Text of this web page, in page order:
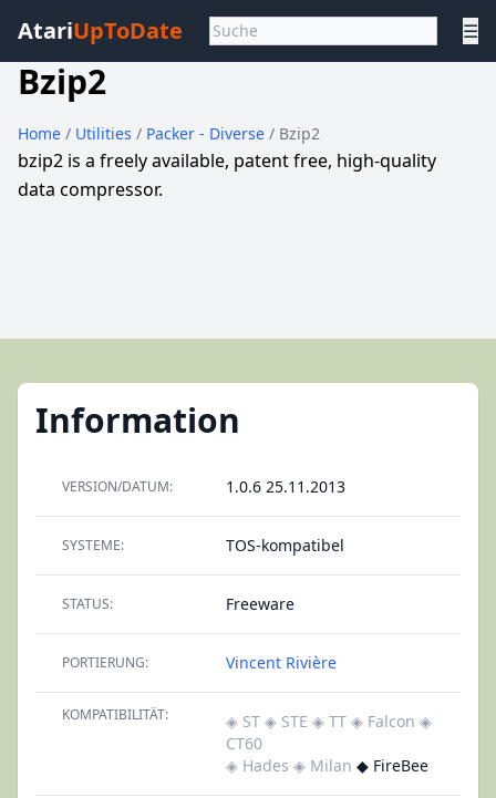
AtariUpToDate ☰
Bzip2
Home / Utilities / Packer - Diverse / Bzip2
bzip2 is a freely available, patent free, high-quality
data compressor.
Information
VERSION/DATUM: 1.0.6 25.11.2013
SYSTEME: TOS-kompatibel
STATUS: Freeware
PORTIERUNG: Vincent Rivière
KOMPATIBILITÄT: ◈ ST ◈ STE ◈ TT ◈ Falcon ◈
CT60
◈ Hades ◈ Milan ◆ FireBee